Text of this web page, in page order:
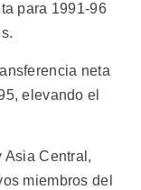
para 1991-96
neta
elevando el
Asia Central,
miembros del